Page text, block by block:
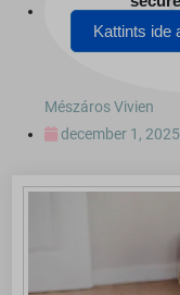
Mészáros Vivien
december 1, 2025